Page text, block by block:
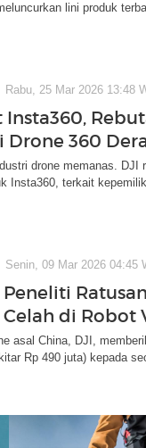
lini produk
Rabu, 25 Mar 2026 13:48
Insta360,
Drone 360
drone memanas. DJI
Insta360, terkait
Senin, 09 Mar 2026 04:45
Peneliti
di Robot
asal China, DJI,
Rp 490 juta) kepada